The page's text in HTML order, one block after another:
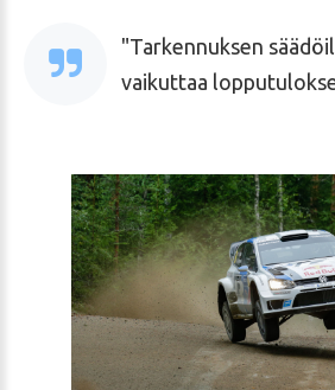
Tarkennuksen
vaikuttaa